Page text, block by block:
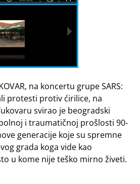
na koncertu grupe SARS:
protesti protiv ćirilice, na
svirao je beogradski
i traumatičnoj prošlosti 90-
generacije koje su spremne
grada koga vide kao
u kome nije teško mirno živeti.